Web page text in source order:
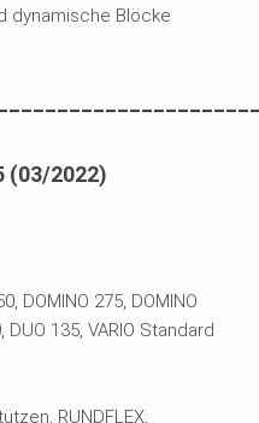
dynamische Blöcke
(03/2022)
DOMINO 275, DOMINO
DUO 135, VARIO Standard
RUNDFLEX,